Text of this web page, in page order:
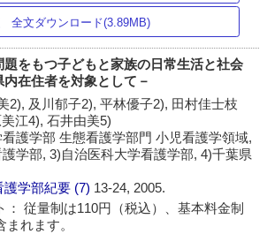
全文ダウンロード(3.89MB)
をもつ子どもと家族の日常生活と社会
在住者を対象として－
2), 及川郁子2), 平林優子2), 田村佳士枝
江4), 石井由美5)
護学部 生態看護学部門 小児看護学領域,
学部, 3)自治医科大学看護学部, 4)千葉県
護学部紀要 (7) 13-24, 2005.
： 従量制は110円（税込）、基本料金制
れます。